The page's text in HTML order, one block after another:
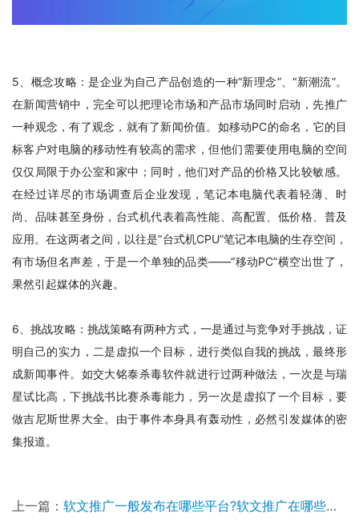
5、概念攻略：是企业为自己产品创造的一种“新理念”、“新潮流”。
在新闻营销中，完全可以把理论市场和产品市场同时启动，先推广
一种观念，有了观念，就有了新闻价值。如移动PC的命名，它的目
标客户对电脑的移动性有较高的需求，但他们需要使用电脑的空间
仅仅局限于办公室和家中；同时，他们对产品的价格又比较敏感。
在经过详尽的市场调查后企业发现，笔记本电脑代表着轻薄、时
尚、品味甚至身份，台式机代表着高性能、高配置、低价格、普及
应用。在这两者之间，以往是“台式机CPU”笔记本电脑的生存空间，
有市场但名声差，于是一个单独的品类——“移动PC”横空出世了，
果然引起媒体的兴趣。
6、挑战攻略：挑战策略有两种方式，一是通过与竞争对手挑战，证
明自己的实力，二是虚拟一个目标，进行类似自我的挑战，最终形
成新闻事件。如交大铭泰杀毒软件就进行过两种做法，一次是与瑞
星试比高，下挑战书比赛杀毒能力，另一次是虚拟了一个目标，要
做吉尼斯世界大全。由于事件本身具有轰动性，必然引发媒体的密
集报道。
上一篇： 软文推广一般发布在哪些平台?软文推广在哪些平台比较合适?